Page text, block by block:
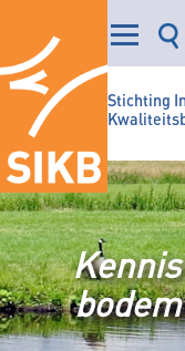
Stichting